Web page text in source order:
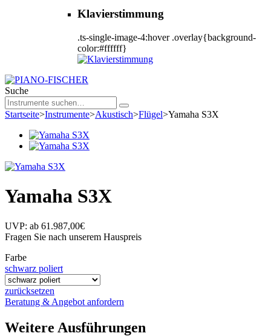
Klavierstimmung
.ts-single-image-4:hover .overlay{background-
color:#ffffff}
Suche
Startseite>Instrumente>Akustisch>Flügel>Yamaha S3X
Yamaha S3X
UVP: ab 61.987,00€
Fragen Sie nach unserem Hauspreis
Farbe
schwarz poliert
zurücksetzen
Beratung & Angebot anfordern
Weitere Ausführungen